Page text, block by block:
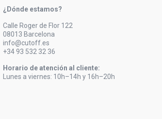
¿Dónde estamos?
Calle Roger de Flor 122
08013 Barcelona
info@cutoff.es
+34 93 532 32 36
Horario de atención al cliente:
Lunes a viernes: 10h–14h y 16h–20h